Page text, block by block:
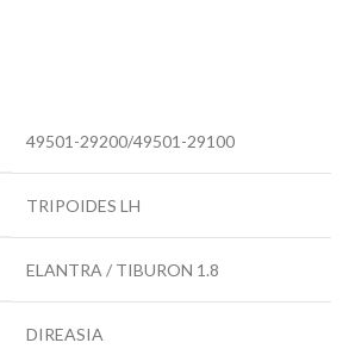
49501-29200/49501-29100
TRIPOIDES LH
ELANTRA / TIBURON 1.8
DIREASIA